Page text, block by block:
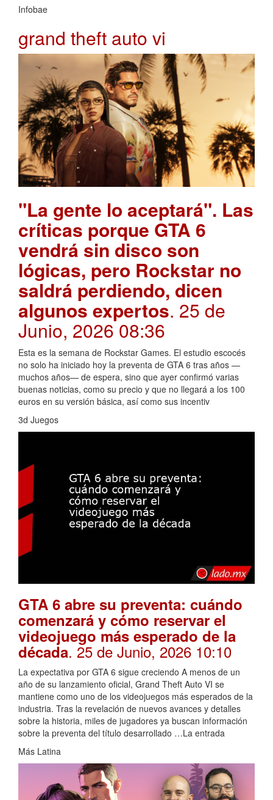
Infobae
grand theft auto vi
"La gente lo aceptará". Las
críticas porque GTA 6
vendrá sin disco son
lógicas, pero Rockstar no
saldrá perdiendo, dicen
algunos expertos. 25 de
Junio, 2026 08:36
Esta es la semana de Rockstar Games. El estudio escocés
no solo ha iniciado hoy la preventa de GTA 6 tras años —
muchos años— de espera, sino que ayer confirmó varias
buenas noticias, como su precio y que no llegará a los 100
euros en su versión básica, así como sus incentiv
3d Juegos
GTA 6 abre su preventa: cuándo
comenzará y cómo reservar el
videojuego más esperado de la
década. 25 de Junio, 2026 10:10
La expectativa por GTA 6 sigue creciendo A menos de un
año de su lanzamiento oficial, Grand Theft Auto VI se
mantiene como uno de los videojuegos más esperados de la
industria. Tras la revelación de nuevos avances y detalles
sobre la historia, miles de jugadores ya buscan información
sobre la preventa del título desarrollado …La entrada
Más Latina